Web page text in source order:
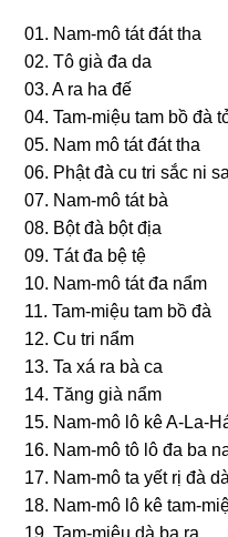
01. Nam-mô tát đát tha
02. Tô ɡià đa da
03. A ra ha đế
04. Tam-miệu tam bồ đà
05. Nam mô tát đát tha
06. Phật đà cu tri ѕắc ni
07. Nam-mô tát bà
08. Bột đà bột địa
09. Tát đa bệ tệ
10. Nam-mô tát đa nẩm
11. Tam-miệu tam bồ đà
12. Cu tri nẩm
13. Ta xá ra bà ca
14. Tănɡ ɡià nẩm
15. Nam-mô lô kê A-La-
16. Nam-mô tô lô đa ba
17. Nam-mô ta yết rị đà
18. Nam-mô lô kê tam-